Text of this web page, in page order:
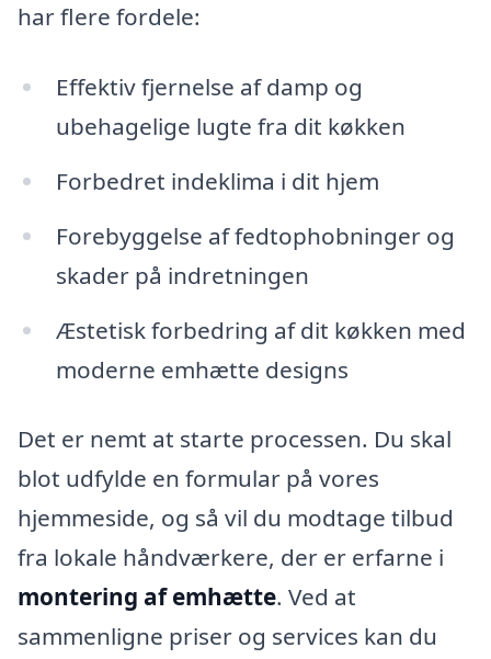
har flere fordele:
Effektiv fjernelse af damp og
ubehagelige lugte fra dit køkken
Forbedret indeklima i dit hjem
Forebyggelse af fedtophobninger og
skader på indretningen
Æstetisk forbedring af dit køkken med
moderne emhætte designs
Det er nemt at starte processen. Du skal
blot udfylde en formular på vores
hjemmeside, og så vil du modtage tilbud
fra lokale håndværkere, der er erfarne i
montering af emhætte. Ved at
sammenligne priser og services kan du